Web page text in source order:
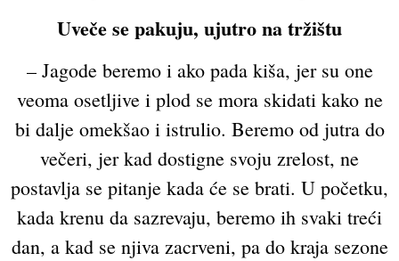
Uveče se pakuju, ujutro na tržištu
– Jagode beremo i ako pada kiša, jer su one
veoma osetljive i plod se mora skidati kako ne
bi dalje omekšao i istrulio. Beremo od jutra do
večeri, jer kad dostigne svoju zrelost, ne
postavlja se pitanje kada će se brati. U početku,
kada krenu da sazrevaju, beremo ih svaki treći
dan, a kad se njiva zacrveni, pa do kraja sezone